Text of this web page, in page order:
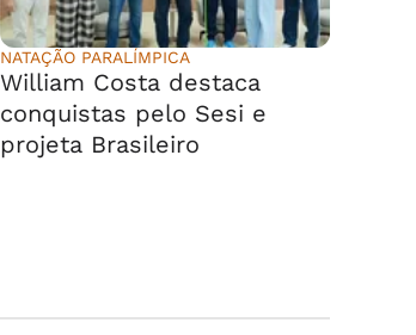
NATAÇÃO PARALÍMPICA
William Costa destaca
conquistas pelo Sesi e
projeta Brasileiro